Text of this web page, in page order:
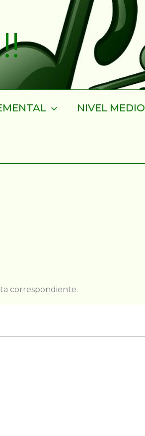
NIVEL MEDIO
correspondiente.